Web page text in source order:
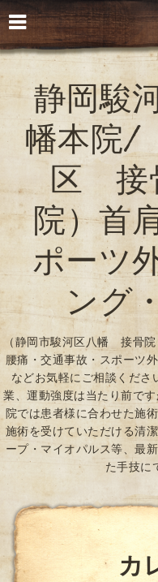
静岡駿
幡本院/
区 接
院）首
ポーツ
ング
（静岡市駿河区八幡 接骨
腰痛・交通事故・スポーツ
などお気軽にご相談くださ
業、運動強度は当たり前で
院では患者様に合わせた施
施術を受けていただける清
ープ・マイオパルス等、最
た手技に
カ